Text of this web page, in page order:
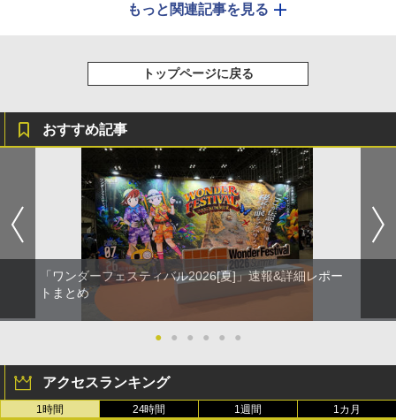
もっと関連記事を見る
トップページに戻る
おすすめ記事
「ワンダーフェスティバル2026[夏]」速報&詳細レポー
トまとめ
● ● ● ● ● ●
アクセスランキング
1時間 24時間 1週間 1カ月